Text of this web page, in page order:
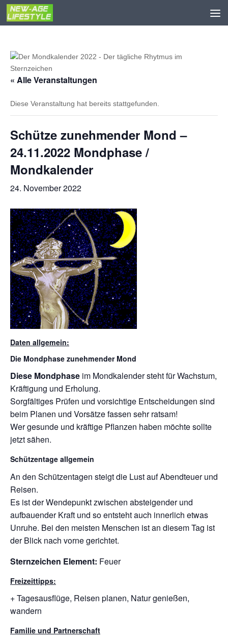
Zum Inhalt springen
« Alle Veranstaltungen
Diese Veranstaltung hat bereits stattgefunden.
Schütze zunehmender Mond –
24.11.2022 Mondphase /
Mondkalender
24. November 2022
Daten allgemein:
Die Mondphase zunehmender Mond
Diese Mondphase im Mondkalender steht für Wachstum,
Kräftigung und Erholung.
Sorgfältiges Prüfen und vorsichtige Entscheidungen sind
beim Planen und Vorsätze fassen sehr ratsam!
Wer gesunde und kräftige Pflanzen haben möchte sollte
jetzt sähen.
Schützentage allgemein
An den Schützentagen steigt die Lust auf Abendteuer und
Reisen.
Es ist der Wendepunkt zwischen absteigender und
aufbauender Kraft und so entsteht auch innerlich etwas
Unruhe. Bei den meisten Menschen ist an diesem Tag ist
der Blick nach vorne gerichtet.
Sternzeichen Element: Feuer
Freizeittipps:
+ Tagesausflüge, Reisen planen, Natur genießen,
wandern
Familie und Partnerschaft